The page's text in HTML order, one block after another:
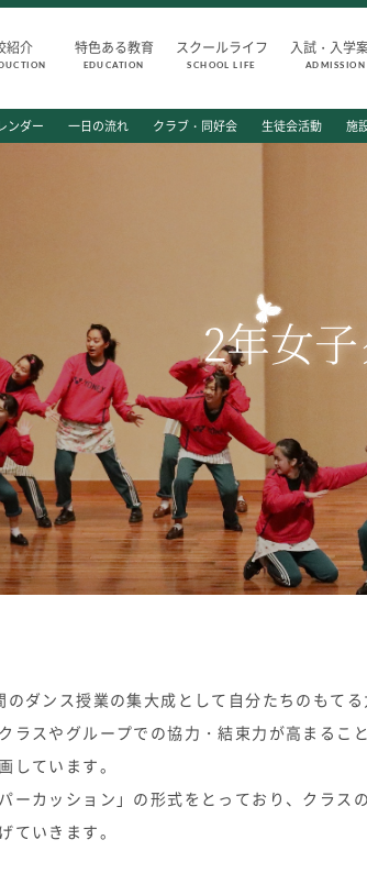
紹介 特色ある教育
EDUCATION
スクールライフ
SCHOOL LIFE
入試・入学
ADMISSION
AOYAMA STYLE
SGH活動報告
SCHOOL
保健室
生徒自主学
生徒の表彰
いじめ防止
ンダー 一日の流れ クラブ・同好会 生徒会活動 施
2年女
のダンス授業の集大成として自分たちのもて
ラスやグループでの協力・結束力が高まるこ
しています。
ーカッション」の形式をとっており、クラス
ていきます。